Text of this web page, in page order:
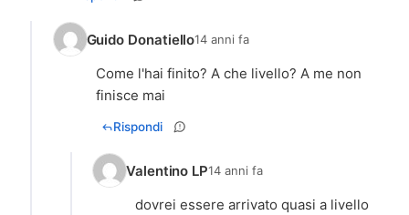
Guido Donatiello14 anni fa
Come l'hai finito? A che livello? A me non
finisce mai
Rispondi
Valentino LP14 anni fa
dovrei essere arrivato quasi a livello